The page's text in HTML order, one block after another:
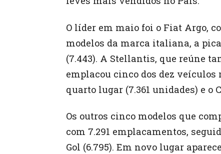
O líder em maio foi o Fiat Argo,
modelos da marca italiana, a
(7.443). A Stellantis, que reúne
emplacou cinco dos dez veículos
quarto lugar (7.361 unidades) e o
Os outros cinco modelos que
com 7.291 emplacamentos,
Gol (6.795). Em novo lugar